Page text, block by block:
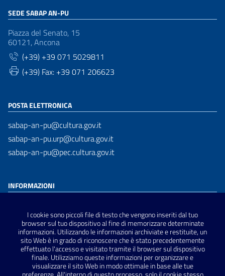
I cookie sono piccoli file di testo che vengono inseriti dal tuo
browser sul tuo dispositivo al fine di memorizzare determinate
informazioni. Utilizzando le informazioni archiviate e restituite, un
sito Web è in grado di riconoscere che è stato precedentemente
effettuato l'accesso e visitato tramite il browser sul dispositivo
finale. Utilizziamo queste informazioni per organizzare e
visualizzare il sito Web in modo ottimale in base alle tue
SEDE SABAP AN-PU
Piazza del Senato, 15
60121, Ancona
(+39) +39 071 5029811
(+39) Fax: +39 071 206623
POSTA ELETTRONICA
sabap-an-pu@cultura.gov.it
sabap-an-pu.urp@cultura.gov.it
sabap-an-pu@pec.cultura.gov.it
INFORMAZIONI
Privacy Policy
Note Legali
Sitemap